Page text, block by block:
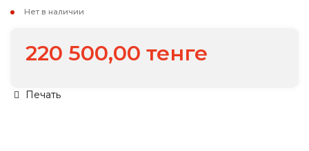
Нет в наличии
220 500,00 тенге
Печать